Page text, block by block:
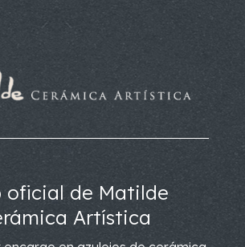
oficial de Matilde
Artística